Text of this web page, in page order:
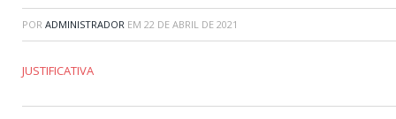
POR ADMINISTRADOR EM 22 DE ABRIL DE 2021
JUSTIFICATIVA